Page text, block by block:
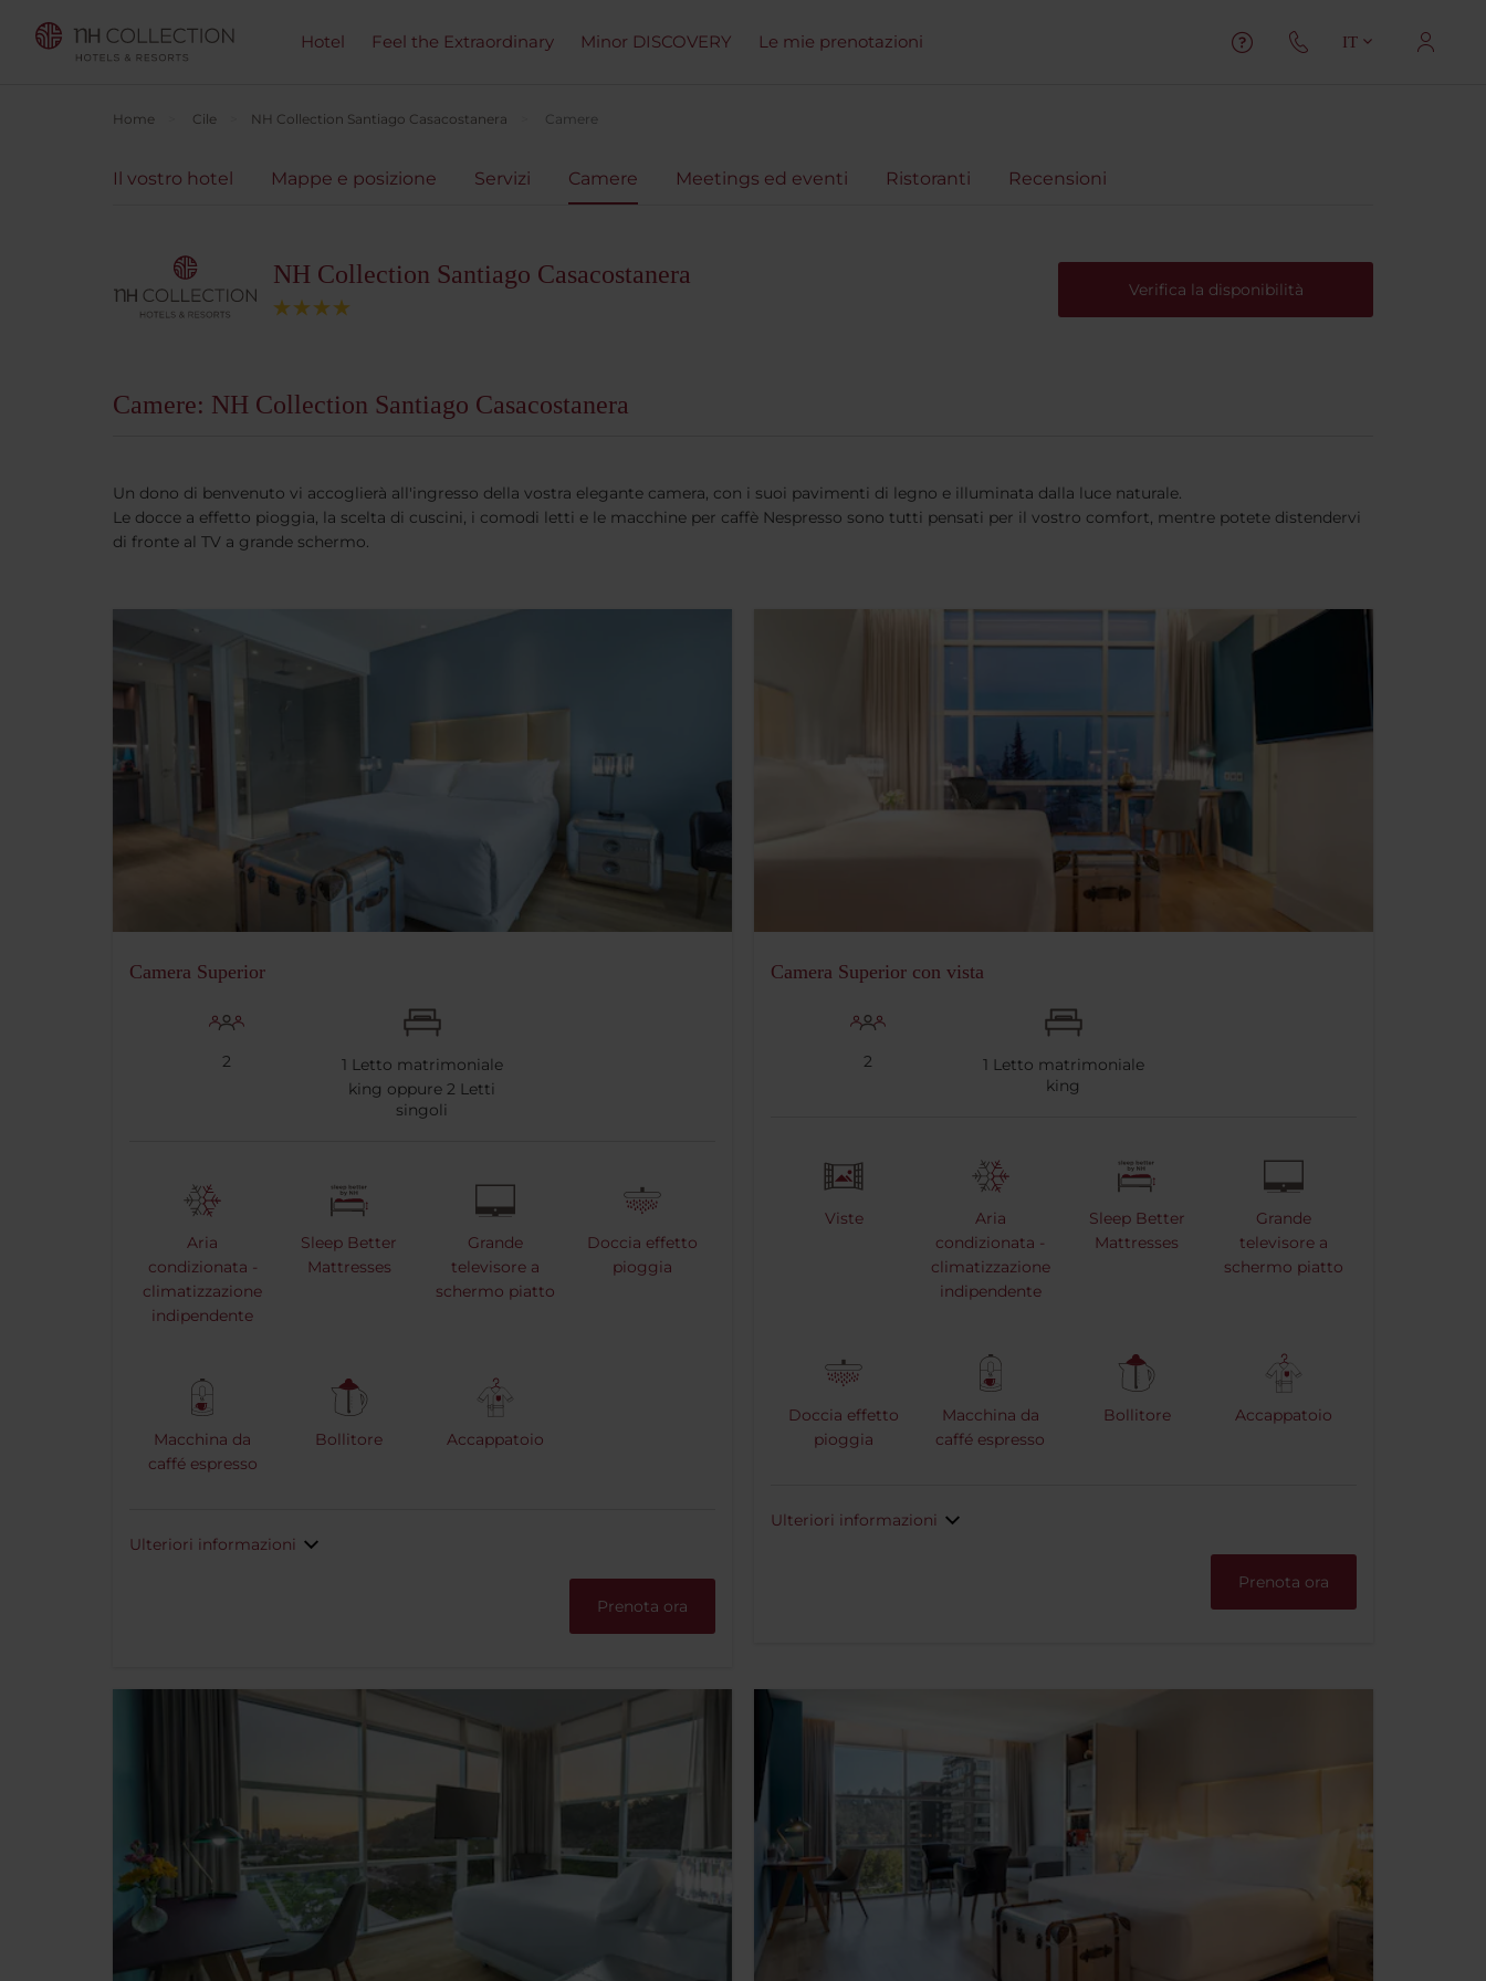
Hotel Feel the Extraordinary Minor DISCOVERY Le mie prenotazioni IT
Home Cile NH Collection Santiago Casacostanera Camere
Il vostro hotel Mappe e posizione Servizi Camere Meetings ed eventi Ristoranti Recensioni
NH Collection Santiago Casacostanera
Verifica la disponibilità
Camere: NH Collection Santiago Casacostanera
Un dono di benvenuto vi accoglierà all'ingresso della vostra elegante camera, con i suoi pavimenti di legno e illuminata dalla luce naturale.
Le docce a effetto pioggia, la scelta di cuscini, i comodi letti e le macchine per caffè Nespresso sono tutti pensati per il vostro comfort, mentre potete distendervi
di fronte al TV a grande schermo.
Camera Superior
2 1 Letto matrimoniale
king oppure2 Letti
singoli
Aria
condizionata -
climatizzazione
indipendente
Sleep Better
Mattresses
Grande
televisore a
schermo piatto
Doccia effetto
pioggia
Macchina da
caffé espresso
Bollitore Accappatoio
Ulteriori informazioni
Prenota ora
Camera Superior con vista
2 1 Letto matrimoniale
king
Viste
Aria
condizionata -
climatizzazione
indipendente
Sleep Better
Mattresses
Grande
televisore a
schermo piatto
Doccia effetto
pioggia
Macchina da
caffé espresso
Bollitore Accappatoio
Ulteriori informazioni
Prenota ora